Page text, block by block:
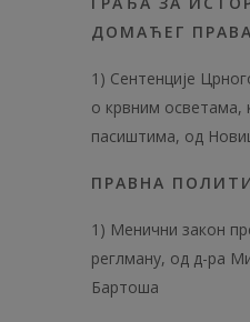
ДОМАЋЕГ ПРАВА
1) Сентенције
о крвним осветама,
пасиштима, од
ПРАВНА
1) Менични закон
реглману, од д-ра
Бартоша